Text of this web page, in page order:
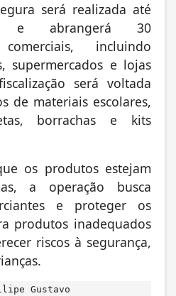
será realizada até
e abrangerá 30
comerciais, incluindo
supermercados e lojas
será voltada
de materiais escolares,
borrachas e kits
os produtos estejam
a operação busca
e proteger os
produtos inadequados
riscos à segurança,
Gustavo